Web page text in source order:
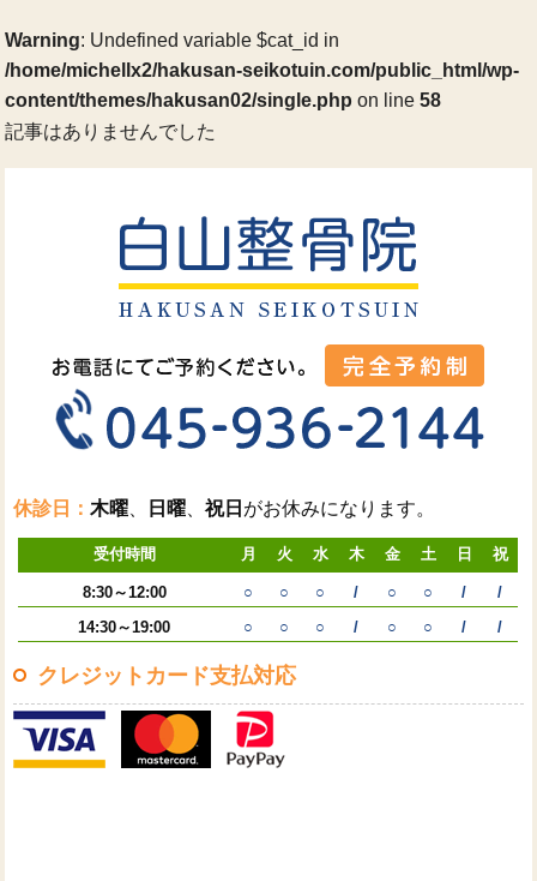
Warning: Undefined variable $cat_id in
/home/michellx2/hakusan-seikotuin.com/public_html/wp-
content/themes/hakusan02/single.php on line58
記事はありませんでした
休診日：木曜 日曜 、祝日 がお休みになります。
受付時間 月 火 水 木 金 土 日 祝
8:30～12:00 ○ ○ ○ / ○ ○ /
/
14:30～19:00
○ ○ ○ / ○ ○ / /
クレジットカード支払対応